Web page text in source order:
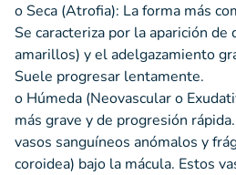
o Seca (Atrofia): La forma más
Se caracteriza por la aparición de
amarillos) y el adelgazamiento
Suele progresar lentamente.
o Húmeda (Neovascular o
más grave y de progresión
vasos sanguíneos anómalos y
coroidea) bajo la mácula. Estos